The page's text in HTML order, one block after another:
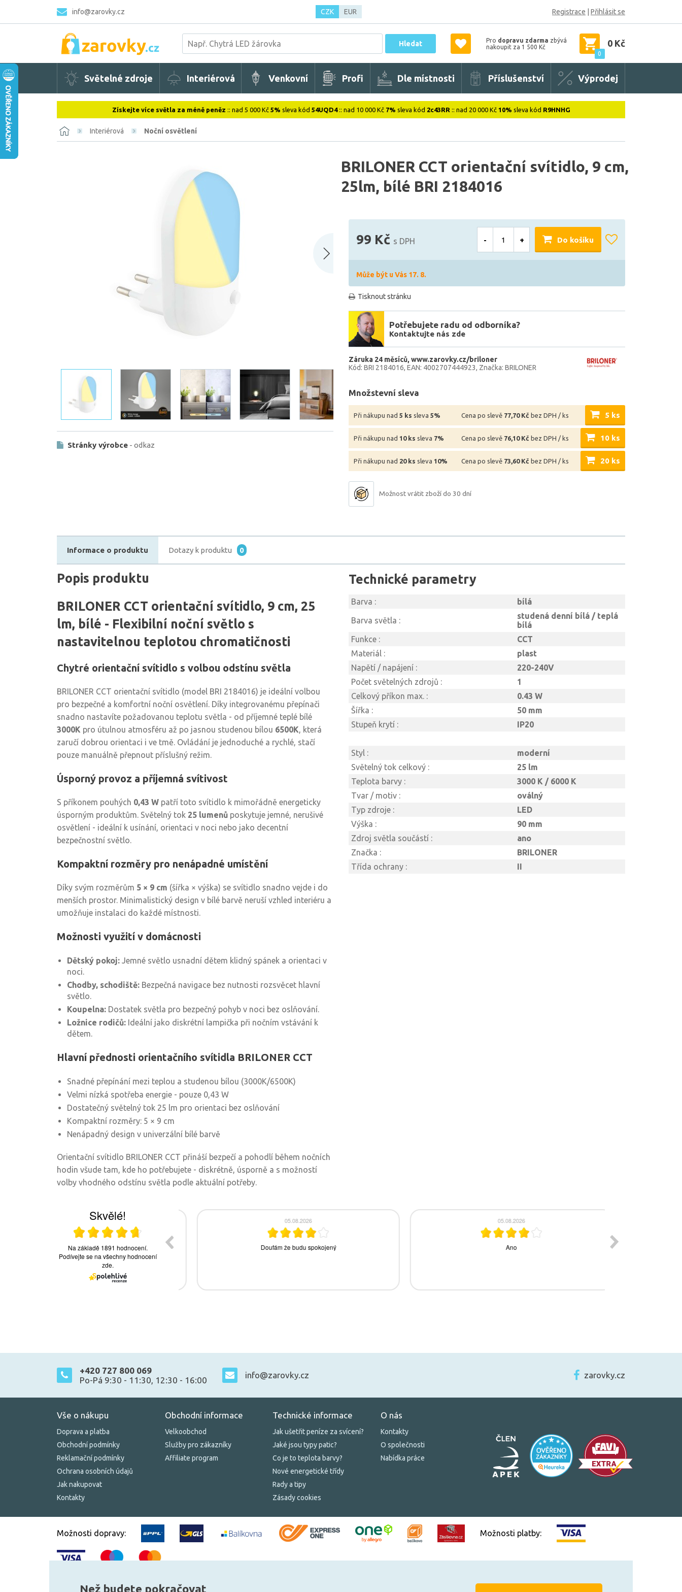
info@zarovky.cz CZK EUR Registrace Přihlásit se
Hledat Pro dopravu zdarma zbývá
nakoupit za 1 500 Kč
0
0 Kč
Světelné zdroje Interiérová Venkovní Profi Dle místnosti Příslušenství Výprodej
Získejte více světla za méně peněz :: nad 5 000 Kč 5% sleva kód 54UQD4:: nad 10 000 Kč 7% sleva kód 2c43RR :: nad 20 000 Kč 10% sleva kód R9HNHG
Interiérová Noční osvětlení
BRILONER CCT orientační svítidlo, 9 cm,
25lm, bílé BRI 2184016
Stránky výrobce - odkaz
99 Kč s DPH - + Do košíku
Může být u Vás 17. 8.
Tisknout stránku
Potřebujete radu od odborníka?
Kontaktujte nás zde
Záruka 24 měsíců www.zarovky.cz/briloner
Kód: BRI 2184016 EAN: 4002707444923 Značka: BRILONER
Množstevní sleva
Při nákupu nad 5 ks sleva 5% Cena po slevě 77,70 Kč bez DPH / ks 5 ks
Při nákupu nad 10 ks sleva 7% Cena po slevě 76,10 Kč bez DPH / ks 10 ks
Při nákupu nad 20 ks sleva 10% Cena po slevě 73,60 Kč bez DPH / ks 20 ks
Možnost vrátit zboží do 30 dní
Informace o produktu Dotazy k produktu 0
Popis produktu
BRILONER CCT orientační svítidlo, 9 cm, 25
lm, bílé - Flexibilní noční světlo s
nastavitelnou teplotou chromatičnosti
Chytré orientační svítidlo s volbou odstínu světla
BRILONER CCT orientační svítidlo (model BRI 2184016) je ideální volbou
pro bezpečné a komfortní noční osvětlení. Díky integrovanému přepínači
snadno nastavíte požadovanou teplotu světla - od příjemné teplé bílé
3000K pro útulnou atmosféru až po jasnou studenou bílou 6500K , která
zaručí dobrou orientaci i ve tmě. Ovládání je jednoduché a rychlé, stačí
pouze manuálně přepnout příslušný režim.
Úsporný provoz a příjemná svítivost
S příkonem pouhých 0,43 W patří toto svítidlo k mimořádně energeticky
úsporným produktům. Světelný tok 25 lumenů poskytuje jemné, nerušivé
osvětlení - ideální k usínání, orientaci v noci nebo jako decentní
bezpečnostní světlo.
Kompaktní rozměry pro nenápadné umístění
Díky svým rozměrům 5 × 9 cm (šířka × výška) se svítidlo snadno vejde i do
menších prostor. Minimalistický design v bílé barvě neruší vzhled interiéru a
umožňuje instalaci do každé místnosti.
Možnosti využití v domácnosti
Dětský pokoj: Jemné světlo usnadní dětem klidný spánek a orientaci v
noci.
Chodby, schodiště: Bezpečná navigace bez nutnosti rozsvěcet hlavní
světlo.
Koupelna: Dostatek světla pro bezpečný pohyb v noci bez oslňování.
Ložnice rodičů: Ideální jako diskrétní lampička při nočním vstávání k
dětem.
Hlavní přednosti orientačního svítidla BRILONER CCT
Snadné přepínání mezi teplou a studenou bílou (3000K/6500K)
Velmi nízká spotřeba energie - pouze 0,43 W
Dostatečný světelný tok 25 lm pro orientaci bez oslňování
Kompaktní rozměry: 5 × 9 cm
Nenápadný design v univerzální bílé barvě
Orientační svítidlo BRILONER CCT přináší bezpečí a pohodlí během nočních
hodin všude tam, kde ho potřebujete - diskrétně, úsporně a s možností
volby vhodného odstínu světla podle aktuální potřeby.
Technické parametry
Barva : bílá
Barva světla :
studená denní bílá / teplá
bílá
Funkce :
CCT
Materiál :
plast
Napětí / napájení :
220-240V
Počet světelných zdrojů :
1
Celkový příkon max. :
0.43 W
Šířka :
50 mm
Stupeň krytí :
IP20
Styl :
moderní
Světelný tok celkový :
25 lm
Teplota barvy :
3000 K / 6000 K
Tvar / motiv :
oválný
Typ zdroje :
LED
Výška :
90 mm
Zdroj světla součástí :
ano
Značka :
BRILONER
Třída ochrany :
II
+420 727 800 069
Po-Pá 9:30 - 11:30, 12:30 - 16:00
info@zarovky.cz zarovky.cz
Vše o nákupu
Doprava a platba
Obchodní podmínky
Reklamační podmínky
Ochrana osobních údajů
Jak nakupovat
Kontakty
Obchodní informace
Velkoobchod
Služby pro zákazníky
Affiliate program
Technické informace
Jak ušetřit peníze za svícení?
Jaké jsou typy patic?
Co je to teplota barvy?
Nové energetické třídy
Rady a tipy
Zásady cookies
O nás
Kontakty
O společnosti
Nabídka práce
Možnosti dopravy: Možnosti platby:
© 2010–2026 Všechna práva vyhrazena.žárovky.cz
Než budete pokračovat